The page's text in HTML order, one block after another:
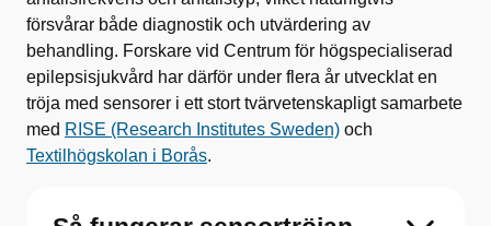
försvårar både diagnostik och utvärdering av
behandling. Forskare vid Centrum för högspecialiserad
epilepsisjukvård har därför under flera år utvecklat en
tröja med sensorer i ett stort tvärvetenskapligt samarbete
med RISE (Research Institutes Sweden) och
Textilhögskolan i Borås.